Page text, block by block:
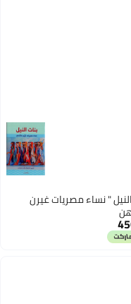
" نساء مصريات غيرن